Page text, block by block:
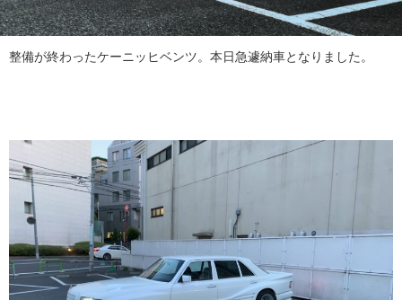
整備が終わったケーニッヒベンツ。本日急遽納車となりました。